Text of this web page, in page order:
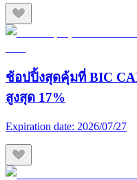
ช้อปปิ้งสุดคุ้มที่ BIC
สูงสุด 17%
Expiration date: 2026/07/27